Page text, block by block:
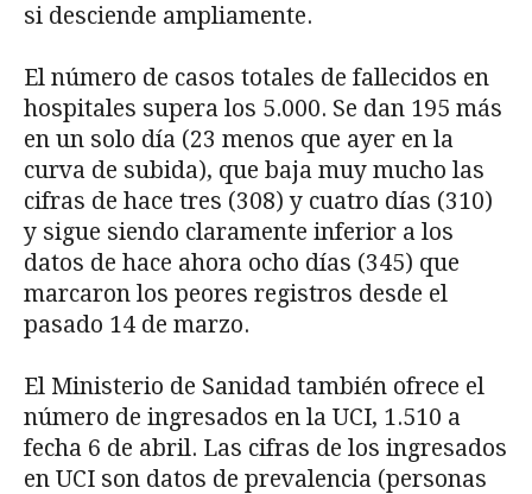
si desciende ampliamente.
El número de casos totales de fallecidos en
hospitales supera los 5.000. Se dan 195 más
en un solo día (23 menos que ayer en la
curva de subida), que baja muy mucho las
cifras de hace tres (308) y cuatro días (310)
y sigue siendo claramente inferior a los
datos de hace ahora ocho días (345) que
marcaron los peores registros desde el
pasado 14 de marzo.
El Ministerio de Sanidad también ofrece el
número de ingresados en la UCI, 1.510 a
fecha 6 de abril. Las cifras de los ingresados
en UCI son datos de prevalencia (personas